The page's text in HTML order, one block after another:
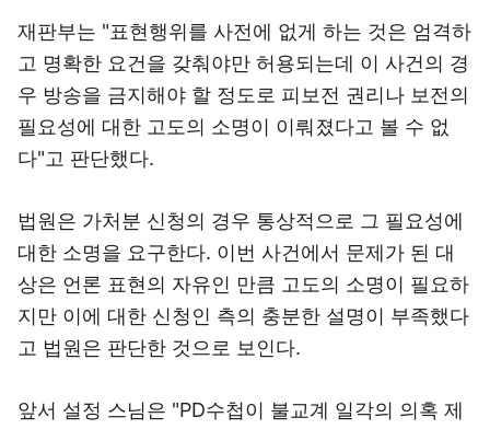
재판부는 "표현행위를 사전에 없게 하는 것은 엄격하
고 명확한 요건을 갖춰야만 허용되는데 이 사건의 경
우 방송을 금지해야 할 정도로 피보전 권리나 보전의
필요성에 대한 고도의 소명이 이뤄졌다고 볼 수 없
다"고 판단했다.
법원은 가처분 신청의 경우 통상적으로 그 필요성에
대한 소명을 요구한다. 이번 사건에서 문제가 된 대
상은 언론 표현의 자유인 만큼 고도의 소명이 필요하
지만 이에 대한 신청인 측의 충분한 설명이 부족했다
고 법원은 판단한 것으로 보인다.
앞서 설정 스님은 "PD수첩이 불교계 일각의 의혹 제